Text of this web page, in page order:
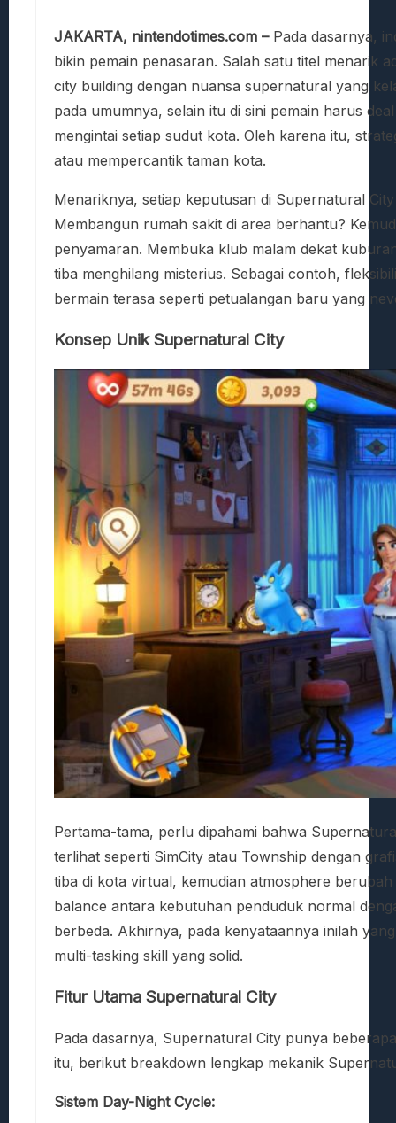
JAKARTA, nintendotimes.com –Pada dasarnya,
bikin pemain penasaran. Salah satu titel menarik
city building dengan nuansa supernatural yang
pada umumnya, selain itu di sini pemain harus
mengintai setiap sudut kota. Oleh karena itu,
atau mempercantik taman kota.
Menariknya, setiap keputusan di Supernatural
Membangun rumah sakit di area berhantu?
penyamaran. Membuka klub malam dekat
tiba menghilang misterius. Sebagai contoh,
bermain terasa seperti petualangan baru yang
Konsep Unik Supernatural City
Pertama-tama, perlu dipahami bahwa
terlihat seperti SimCity atau Township dengan
tiba di kota virtual, kemudian atmosphere
balance antara kebutuhan penduduk normal
berbeda. Akhirnya, pada kenyataannya inilah
multi-tasking skill yang solid.
Fitur Utama Supernatural City
Pada dasarnya, Supernatural City punya
itu, berikut breakdown lengkap mekanik
Sistem Day-Night Cycle: